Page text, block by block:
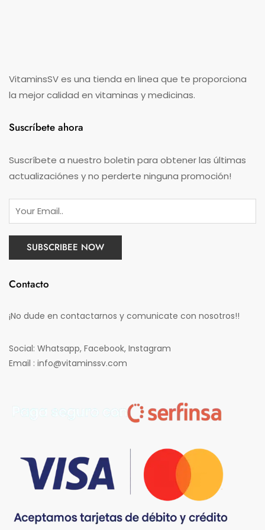
VitaminsSV es una tienda en linea que te proporciona
la mejor calidad en vitaminas y medicinas.
Suscríbete ahora
Suscríbete a nuestro boletin para obtener las últimas
actualizaciónes y no perderte ninguna promoción!
Contacto
¡No dude en contactarnos y comunicate con nosotros!!
Social: Whatsapp, Facebook, Instagram
Email : info@vitaminssv.com